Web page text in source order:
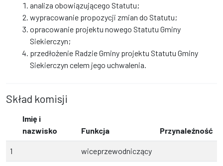
analiza obowiązującego Statutu;
wypracowanie propozycji zmian do Statutu;
opracowanie projektu nowego Statutu Gminy
Siekierczyn;
przedłożenie Radzie Gminy projektu Statutu Gminy
Siekierczyn celem jego uchwalenia.
Skład komisji
Imię i
nazwisko
Funkcja Przynaleźność
1 wiceprzewodniczący